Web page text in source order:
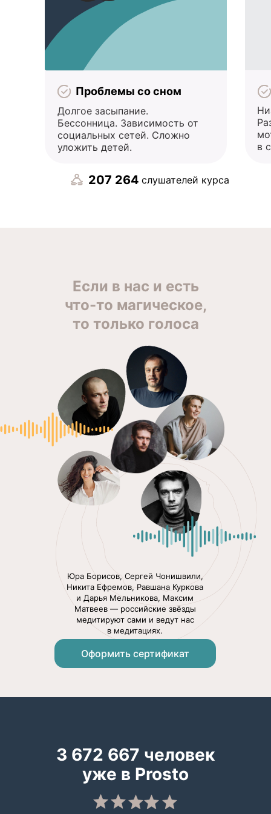
Проблемы со сном
Долгое засыпание.
Бессонница. Зависимость от
социальных сетей. Сложно
уложить детей.
в
207 264 слушателей курса
Юра Борисов, Сергей Чонишвили,
Никита Ефремов, Равшана Куркова
и Дарья Мельникова, Максим
Матвеев — российские звёзды
медитируют сами и ведут нас
в медитациях.
Если в нас и есть
что-то магическое,
то только голоса
Оформить сертификат
3 672 667 человек
уже в Prosto